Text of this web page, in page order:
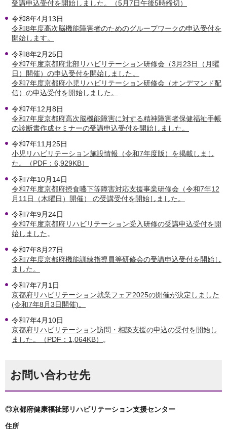
受講申込受付を開始しました。（5月7日午後5時締切）
令和8年4月13日
令和8年度高次脳機能障害者のためのグループワークの申込受付を
開始します。
令和8年2月25日
令和7年度京都府北部リハビリテーション研修会（3月23日（月曜
日）開催）の申込受付を開始しました。
令和7年度京都府小児リハビリテーション研修会（オンデマンド配
信）の申込受付を開始しました。
令和7年12月8日
令和7年度京都府高次脳機能障害に対する精神障害者保健福祉手帳
の診断書作成セミナーの受講申込受付を開始しました。
令和7年11月25日
小児リハビリテーション施設情報（令和7年度版）を掲載しまし
た。（PDF：6,929KB）
令和7年10月14日
令和7年度京都府摂食嚥下等障害対応支援事業研修会（令和7年12
月11日（木曜日）開催） の受講受付を開始しました。
令和7年9月24日
令和7年度京都府リハビリテーション受入研修の受講申込受付を開
始しました。
令和7年8月27日
令和7年度京都府機能訓練指導員等研修会の受講申込受付を開始し
ました。
令和7年7月1日
京都府リハビリテーション就業フェア2025の開催が決定しました
(令和7年8月3日開催)。
令和7年4月10日
京都府リハビリテーション訪問・相談支援の申込の受付を開始し
ました。（PDF：1,064KB） 。
お問い合わせ先
◎京都府健康福祉部リハビリテーション支援センター
住所